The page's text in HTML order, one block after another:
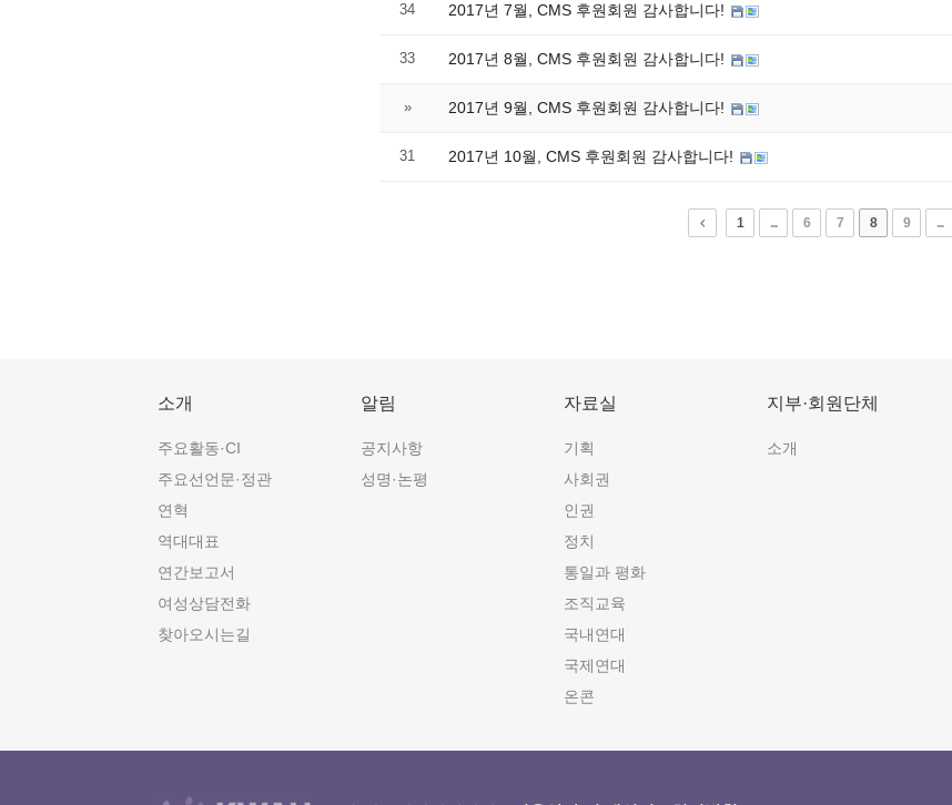
34 2017년 7월, CMS 후원회원 감사합니다!
33 2017년 8월, CMS 후원회원 감사합니다!
» 2017년 9월, CMS 후원회원 감사합니다!
31 2017년 10월, CMS 후원회원 감사합니다!
1 ... 6 7 8 9 ...
소개
주요활동·CI
주요선언문·정관
연혁
역대대표
연간보고서
여성상담전화
찾아오시는길
알림
공지사항
성명·논평
자료실
기획
사회권
인권
정치
통일과 평화
조직교육
국내연대
국제연대
온콘
지부·회원단체
소개